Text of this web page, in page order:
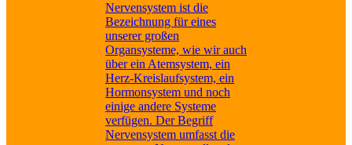
Nervensystem ist die
Bezeichnung für eines
unserer großen
Organsysteme, wie wir auch
über ein Atemsystem, ein
Herz-Kreislaufsystem, ein
Hormonsystem und noch
einige andere Systeme
verfügen. Der Begriff
Nervensystem umfasst die